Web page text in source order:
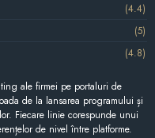
(4.4)
(5)
(4.8)
ale firmei pe portaluri de
de la lansarea programului și
Fiecare linie corespunde unui
de nivel între platforme.